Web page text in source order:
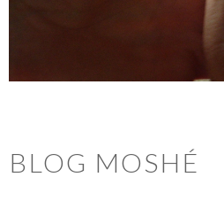
BLOG MOSHÉ